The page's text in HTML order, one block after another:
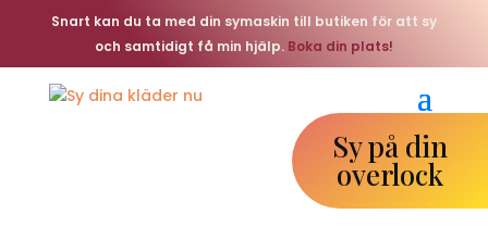
Snart kan du ta med din symaskin till butiken för att sy
och samtidigt få min hjälp. Boka din plats!
Sy på din
overlock